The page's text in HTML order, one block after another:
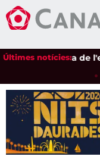
Últimes notícies:
a l'òrbita de